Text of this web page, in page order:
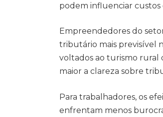
podem influenciar custos
Empreendedores do
tributário mais previsível
voltados ao turismo
maior a clareza sobre
Para trabalhadores, os
enfrentam menos